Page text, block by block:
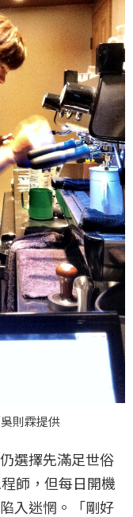
則霖提供
選擇先滿足世俗
師，但每日開機
入迷惘。「剛好